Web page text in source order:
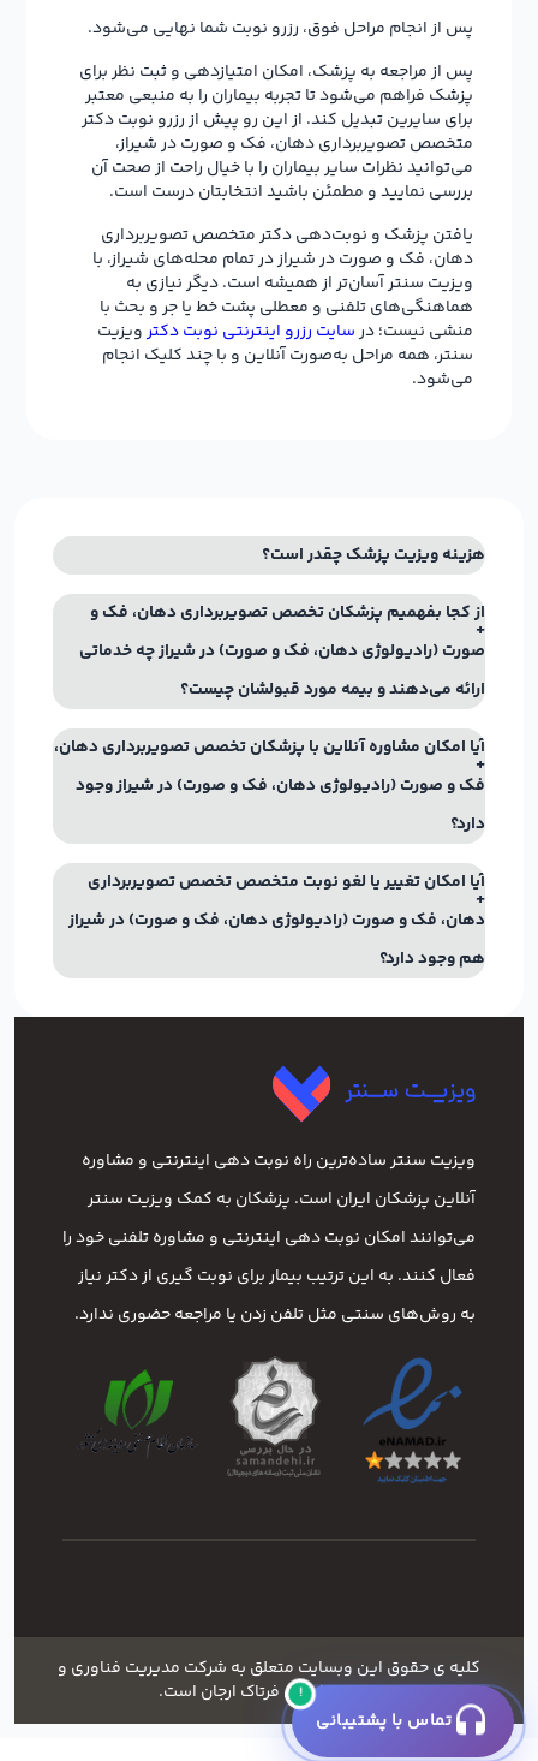
پس از انجام مراحل فوق، رزرو نوبت شما نهایی می‌شود.
پس از مراجعه به پزشک، امکان امتیازدهی و ثبت نظر برای
پزشک فراهم می‌شود تا تجربه بیماران را به منبعی معتبر
برای سایرین تبدیل کند. از این رو پیش از رزرو نوبت دکتر
متخصص تصویربرداری دهان، فک و صورت در شیراز،
می‌توانید نظرات سایر بیماران را با خیال راحت از صحت آن
بررسی نمایید و مطمئن باشید انتخابتان درست است.
یافتن پزشک و نوبت‌دهی دکتر متخصص تصویربرداری
دهان، فک و صورت در شیراز در تمام محله‌های شیراز، با
ویزیت سنتر آسان‌تر از همیشه است. دیگر نیازی به
هماهنگی‌های تلفنی و معطلی پشت خط یا جر و بحث با
منشی نیست؛ درسایت رزرو اینترنتی نوبت دکترویزیت
سنتر، همه مراحل به‌صورت آنلاین و با چند کلیک انجام
می‌شود.
هزینه ویزیت پزشک چقدر است؟
از کجا بفهمیم پزشکان تخصص تصویربرداری دهان، فک و
صورت (رادیولوژی دهان، فک و صورت) در شیراز چه خدماتی
ارائه می‌دهند و بیمه مورد قبولشان چیست؟
آیا امکان مشاوره آنلاین با پزشکان تخصص تصویربرداری دهان،
فک و صورت (رادیولوژی دهان، فک و صورت) در شیراز وجود
دارد؟
آیا امکان تغییر یا لغو نوبت متخصص تخصص تصویربرداری
دهان، فک و صورت (رادیولوژی دهان، فک و صورت) در شیراز
هم وجود دارد؟
ویزیت سنتر ساده‌ترین راه نوبت‌ دهی اینترنتی و مشاوره
آنلاین پزشکان ایران است. پزشکان به کمک ویزیت سنتر
می‌توانند امکان نوبت دهی اینترنتی و مشاوره تلفنی خود را
فعال کنند. به این ترتیب بیمار برای نوبت گیری از دکتر نیاز
به روش‌های سنتی مثل تلفن زدن یا مراجعه حضوری ندارد.
کلیه ی حقوق این وبسایت متعلق به شرکت مدیریت فناوری و
خدمات شهری فرتاک ارجان است.
!
تماس با پشتیبانی